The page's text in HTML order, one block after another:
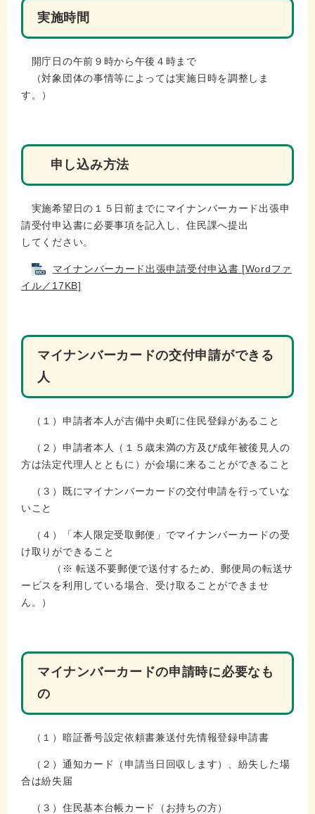
実施時間
開庁日の午前９時から午後４時まで
（対象団体の事情等によっては実施日時を調整しま
す。）
申し込み方法
実施希望日の１５日前までにマイナンバーカード出張申
請受付申込書に必要事項を記入し、住民課へ提出
してください。
マイナンバーカード出張申請受付申込書 [Wordファ
イル／17KB]
マイナンバーカードの交付申請ができる
人
（１）申請者本人が吉備中央町に住民登録があること
（２）申請者本人（１５歳未満の方及び成年被後見人の
方は法定代理人とともに）が会場に来ることができること
（３）既にマイナンバーカードの交付申請を行っていな
いこと
（４）「本人限定受取郵便」でマイナンバーカードの受
け取りができること
（※ 転送不要郵便で送付するため、郵便局の転送サ
ービスを利用している場合、受け取ることができませ
ん。）
マイナンバーカードの申請時に必要なも
の
（１）暗証番号設定依頼書兼送付先情報登録申請書
（２）通知カード（申請当日回収します）、紛失した場
合は紛失届
（３）住民基本台帳カード（お持ちの方）